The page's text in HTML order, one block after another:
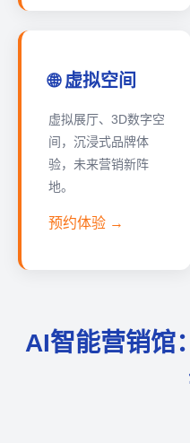
🌐 虚拟空间
虚拟展厅、3D数字空
间，沉浸式品牌体
验，未来营销新阵
地。
预约体验 →
AI智能营销馆